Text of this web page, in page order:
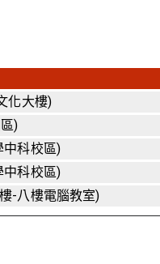
化大樓)
)
中科校區)
中科校區)
-八樓電腦教室)